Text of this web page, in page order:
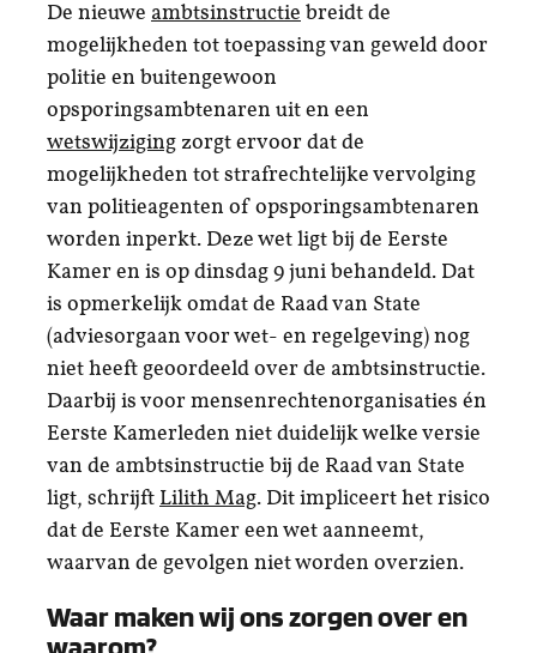
De nieuwe ambtsinstructie breidt de
mogelijkheden tot toepassing van geweld door
politie en buitengewoon
opsporingsambtenaren uit en een
wetswijziging zorgt ervoor dat de
mogelijkheden tot strafrechtelijke vervolging
van politieagenten of opsporingsambtenaren
worden inperkt. Deze wet ligt bij de Eerste
Kamer en is op dinsdag 9 juni behandeld. Dat
is opmerkelijk omdat de Raad van State
(adviesorgaan voor wet- en regelgeving) nog
niet heeft geoordeeld over de ambtsinstructie.
Daarbij is voor mensenrechtenorganisaties én
Eerste Kamerleden niet duidelijk welke versie
van de ambtsinstructie bij de Raad van State
ligt, schrijft Lilith Mag. Dit impliceert het risico
dat de Eerste Kamer een wet aanneemt,
waarvan de gevolgen niet worden overzien.
Waar maken wij ons zorgen over en